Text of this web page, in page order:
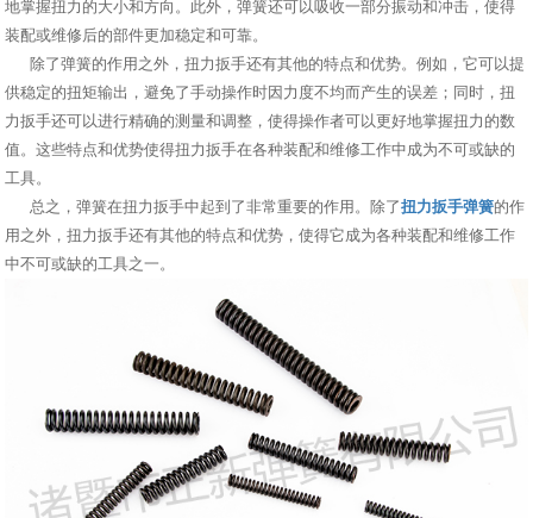
地掌握扭力的大小和方向。此外，弹簧还可以吸收一部分振动和冲击，使得
装配或维修后的部件更加稳定和可靠。
除了弹簧的作用之外，扭力扳手还有其他的特点和优势。例如，它可以提
供稳定的扭矩输出，避免了手动操作时因力度不均而产生的误差；同时，扭
力扳手还可以进行精确的测量和调整，使得操作者可以更好地掌握扭力的数
值。这些特点和优势使得扭力扳手在各种装配和维修工作中成为不可或缺的
工具。
总之，弹簧在扭力扳手中起到了非常重要的作用。除了扭力扳手弹簧的作
用之外，扭力扳手还有其他的特点和优势，使得它成为各种装配和维修工作
中不可或缺的工具之一。